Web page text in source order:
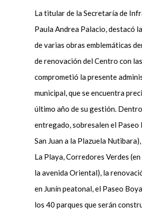
La titular de la Secretaría de
Paula Andrea Palacio, destacó
de varias obras emblemáticas
de renovación del Centro con
comprometió la presente
municipal, que se encuentra
último año de su gestión.
entregado, sobresalen el Paseo
San Juan a la Plazuela
La Playa, Corredores Verdes
la avenida Oriental), la
en Junín peatonal, el Paseo
los 40 parques que serán